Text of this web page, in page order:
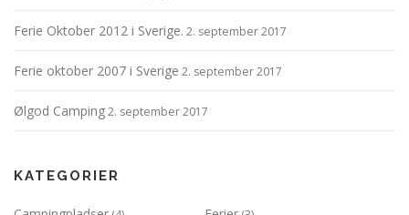
Ferie Oktober 2012 i Sverige. 2. september 2017
Ferie oktober 2007 i Sverige 2. september 2017
Ølgod Camping2. september 2017
KATEGORIER